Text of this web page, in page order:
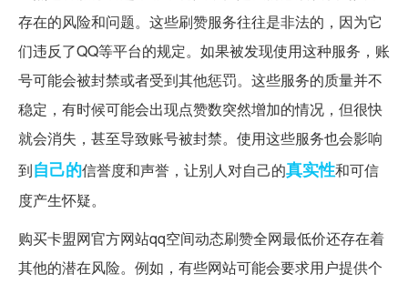
存在的风险和问题。这些刷赞服务往往是非法的，因为它
们违反了QQ等平台的规定。如果被发现使用这种服务，账
号可能会被封禁或者受到其他惩罚。这些服务的质量并不
稳定，有时候可能会出现点赞数突然增加的情况，但很快
就会消失，甚至导致账号被封禁。使用这些服务也会影响
到自己的信誉度和声誉，让别人对自己的真实性和可信
度产生怀疑。
购买卡盟网官方网站qq空间动态刷赞全网最低价还存在着
其他的潜在风险。例如，有些网站可能会要求用户提供个